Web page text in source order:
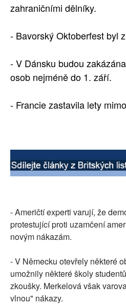
zahraničními dělníky.
- Bavorský Oktoberfest byl
- V Dánsku budou
osob nejméně do 1. září.
- Francie zastavila lety
- Američtí experti varují, že
protestující proti uzamčení
novým nákazám.
- V Německu otevřely některé
umožnily některé školy
zkoušky. Merkelová však
vlnou" nákazy.